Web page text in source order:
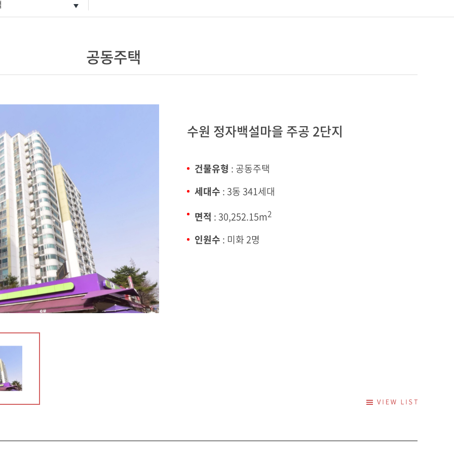
공동주택
수원 정자백설마을 주공 2단지
건물유형 : 공동주택
세대수 : 3동 341세대
면적 : 30,252.15m2
인원수 : 미화 2명